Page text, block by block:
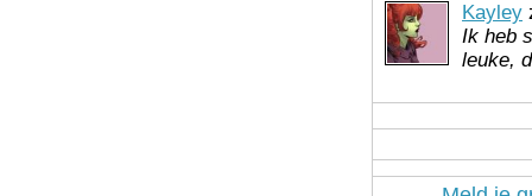
Kayley
Ik heb
leuke,